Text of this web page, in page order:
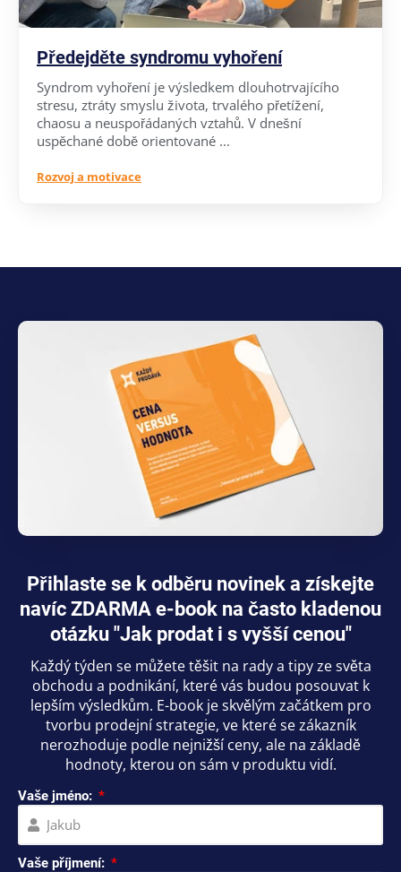
Předejděte syndromu vyhoření
Syndrom vyhoření je výsledkem dlouhotrvajícího
stresu, ztráty smyslu života, trvalého přetížení,
chaosu a neuspořádaných vztahů. V dnešní
uspěchané době orientované ...
Rozvoj a motivace
Přihlaste se k odběru novinek a získejte
navíc ZDARMA e-book na často kladenou
otázku "Jak prodat i s vyšší cenou"
Každý týden se můžete těšit na rady a tipy ze světa
obchodu a podnikání, které vás budou posouvat k
lepším výsledkům. E-book je skvělým začátkem pro
tvorbu prodejní strategie, ve které se zákazník
nerozhoduje podle nejnižší ceny, ale na základě
hodnoty, kterou on sám v produktu vidí.
Vaše jméno:
Vaše příjmení: